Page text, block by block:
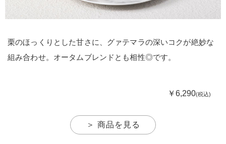
栗のほっくりとした甘さに、グァテマラの深いコクが絶妙な
組み合わせ。オータムブレンドとも相性◎です。
￥6,290(税込)
＞ 商品を見る